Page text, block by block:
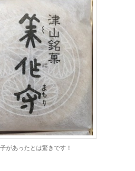
があったとは驚きです！